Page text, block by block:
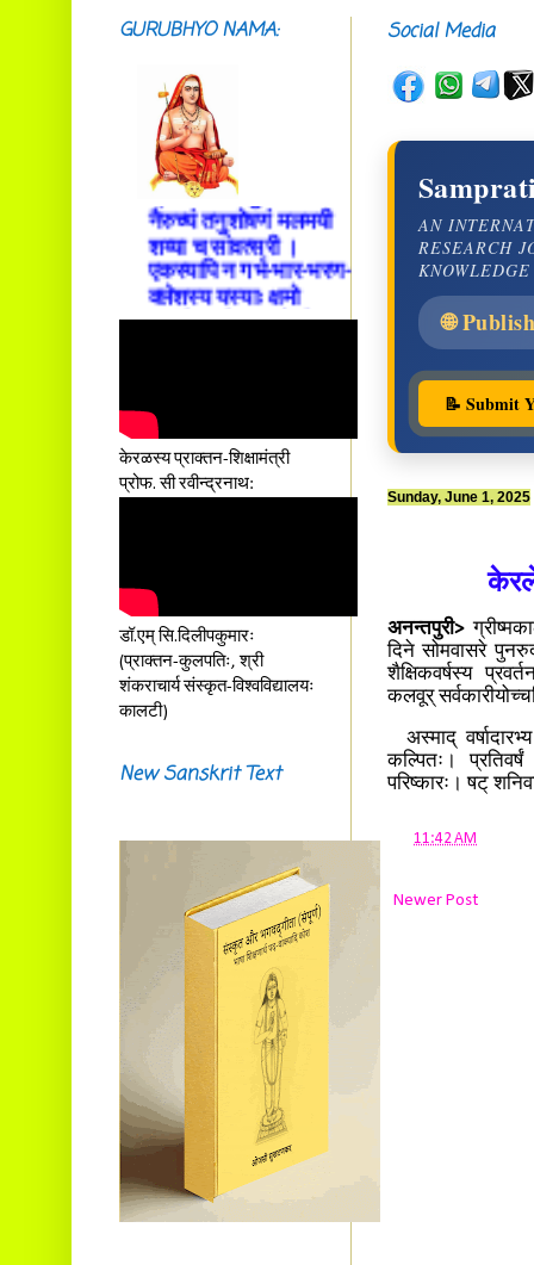
Social Media
AN
RESEARCH
🌐
📝 Submit
Sunday, June 1, 2025
केरले
अनन्तपुरी>
दिने सोमवासरे
शैक्षिकवर्षस्य
कलवूर्
अस्माद्
कल्पितः।
परिष्कारः। षट्
11:42 AM
Newer Post
GURUBHYO NAMA:
सदाशिवसमारम्भां
अस्मदाचार्यपर्यन्तां
वन्दे गुरु परम्पराम् ॥
आस्तां तावदियं
प्रसूतिसमये दुर्वारशूलव्यथा
नैरुच्यं तनुशोषणं मलमयी
शय्या च सांवत्सरी ।
एकस्यापि न गर्भ-भार-भरण-
क्लेशस्य यस्याः क्षमो
दातुं निष्कृतिमुन्नतोऽपि
केरळस्य प्राक्तन-शिक्षामंत्री
प्रोफ. सी रवीन्द्रनाथ:
डॉ.एम् सि.दिलीपकुमारः
(प्राक्तन-कुलपतिः, श्री
शंकराचार्य संस्कृत-विश्वविद्यालयः
कालटी)
New Sanskrit Text